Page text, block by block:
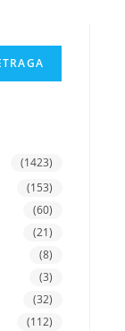
(1423)
(153)
(60)
(21)
(8)
(3)
(32)
(112)